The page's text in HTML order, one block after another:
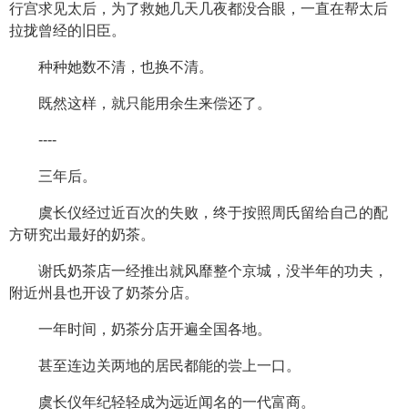
行宫求见太后，为了救她几天几夜都没合眼，一直在帮太后
拉拢曾经的旧臣。
种种她数不清，也换不清。
既然这样，就只能用余生来偿还了。
----
三年后。
虞长仪经过近百次的失败，终于按照周氏留给自己的配
方研究出最好的奶茶。
谢氏奶茶店一经推出就风靡整个京城，没半年的功夫，
附近州县也开设了奶茶分店。
一年时间，奶茶分店开遍全国各地。
甚至连边关两地的居民都能的尝上一口。
虞长仪年纪轻轻成为远近闻名的一代富商。